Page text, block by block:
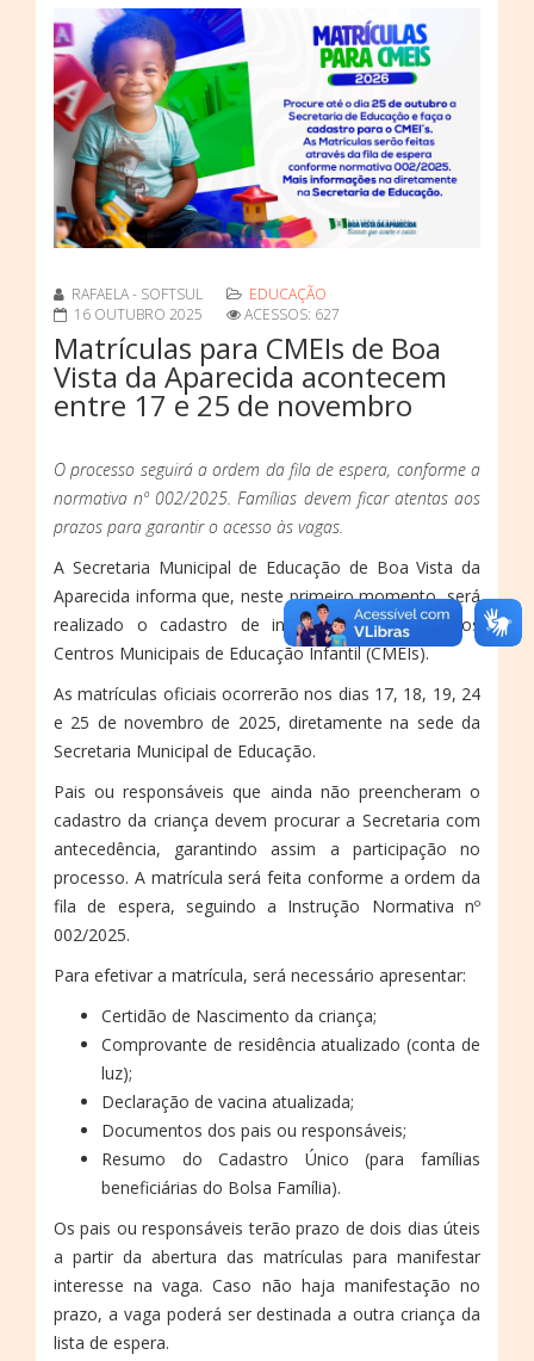
RAFAELA - SOFTSUL
EDUCAÇÃO
16 OUTUBRO 2025
ACESSOS: 627
Matrículas para CMEIs de Boa
Vista da Aparecida acontecem
entre 17 e 25 de novembro
O processo seguirá a ordem da fila de espera, conforme a
normativa nº 002/2025. Famílias devem ficar atentas aos
prazos para garantir o acesso às vagas.
A Secretaria Municipal de Educação de Boa Vista da
Aparecida informa que, neste primeiro momento, será
realizado o cadastro de interesse por vagas nos
Centros Municipais de Educação Infantil (CMEIs).
As matrículas oficiais ocorrerão nos dias 17, 18, 19, 24
e 25 de novembro de 2025, diretamente na sede da
Secretaria Municipal de Educação.
Pais ou responsáveis que ainda não preencheram o
cadastro da criança devem procurar a Secretaria com
antecedência, garantindo assim a participação no
processo. A matrícula será feita conforme a ordem da
fila de espera, seguindo a Instrução Normativa nº
002/2025.
Para efetivar a matrícula, será necessário apresentar:
Certidão de Nascimento da criança;
Comprovante de residência atualizado (conta de
luz);
Declaração de vacina atualizada;
Documentos dos pais ou responsáveis;
Resumo do Cadastro Único (para famílias
beneficiárias do Bolsa Família).
Os pais ou responsáveis terão prazo de dois dias úteis
a partir da abertura das matrículas para manifestar
interesse na vaga. Caso não haja manifestação no
prazo, a vaga poderá ser destinada a outra criança da
lista de espera.